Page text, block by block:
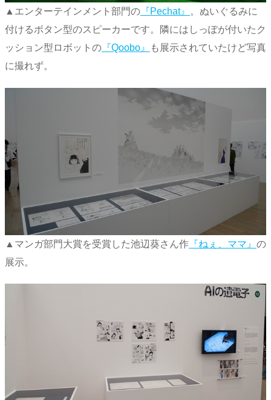
▲エンターテインメント部門の 『Pechat』
。ぬいぐるみに
付けるボタン型のスピーカーです。隣にはしっぽが付いたク
ッション型ロボットの 『Qoobo』
も展示されていたけど写真
に撮れず。
▲マンガ部門大賞を受賞した池辺葵さん作 『ねぇ、ママ』 の
展示。